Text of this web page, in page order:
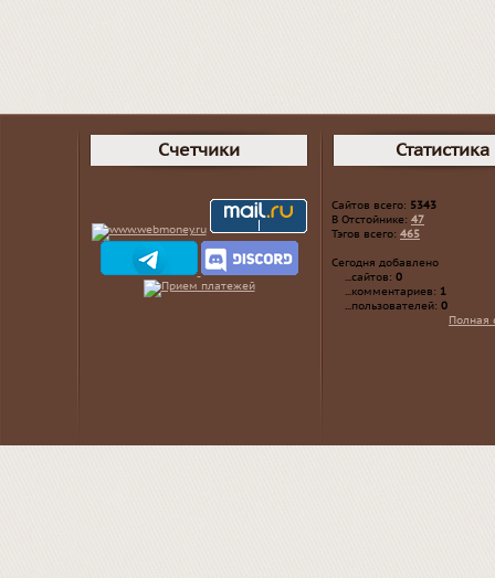
Счетчики Статистика
Сайтов всего: 5343
В Отстойнике: 47
Тэгов всего: 465
Сегодня добавлено
...сайтов: 0
...комментариев: 1
...пользователей: 0
Полная